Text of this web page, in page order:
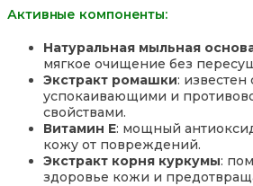
Активные компоненты:
Натуральная мыльная
мягкое очищение без
Экстракт ромашки: известен
успокаивающими и
свойствами.
Витамин Е: мощный
кожу от повреждений.
Экстракт корня куркумы:
здоровье кожи и